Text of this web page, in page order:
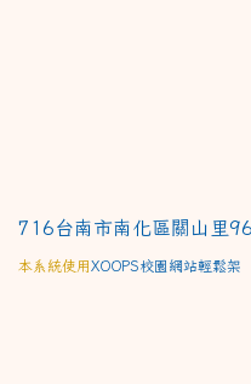
716台南市南化區關山里
本系統使用XOOPS校園網站輕鬆架